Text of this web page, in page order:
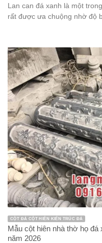
Lan can đá xanh là một
rất được ưa chuộng nhờ độ
CỘT ĐÁ CỘT HIÊN KIẾN TRÚC ĐÁ
Mẫu cột hiên nhà thờ họ
năm 2026